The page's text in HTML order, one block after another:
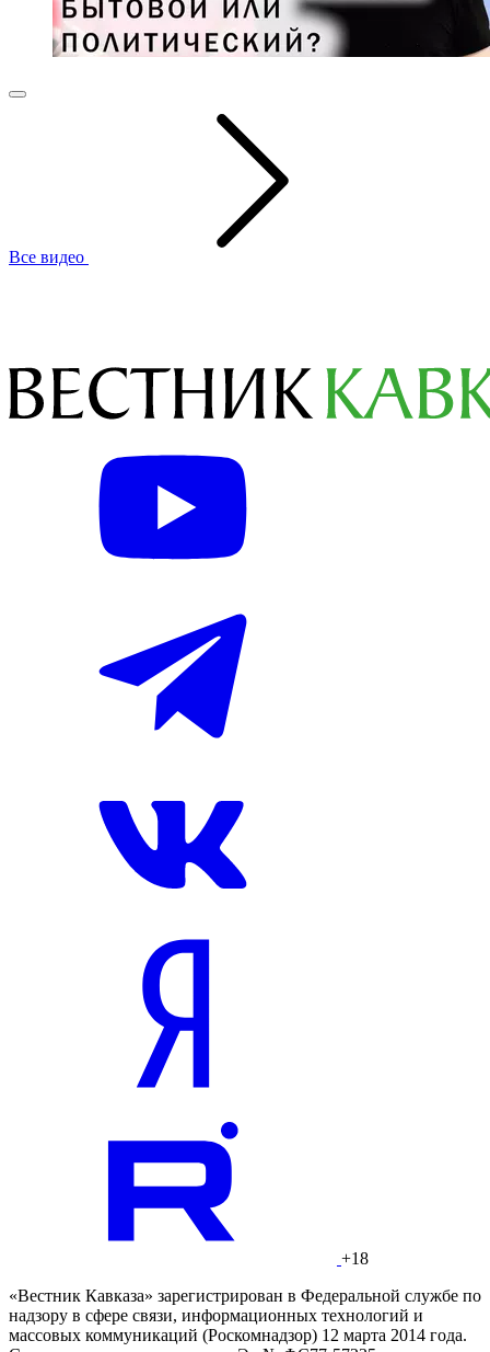
Все видео
+18
«Вестник Кавказа» зарегистрирован в Федеральной службе по
надзору в сфере связи, информационных технологий и
массовых коммуникаций (Роскомнадзор) 12 марта 2014 года.